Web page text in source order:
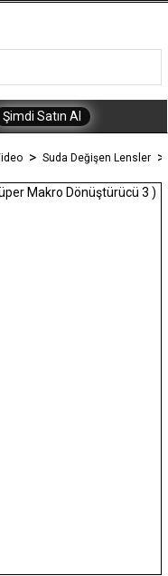
Şimdi Satın Al
Suda Değişen Lensler